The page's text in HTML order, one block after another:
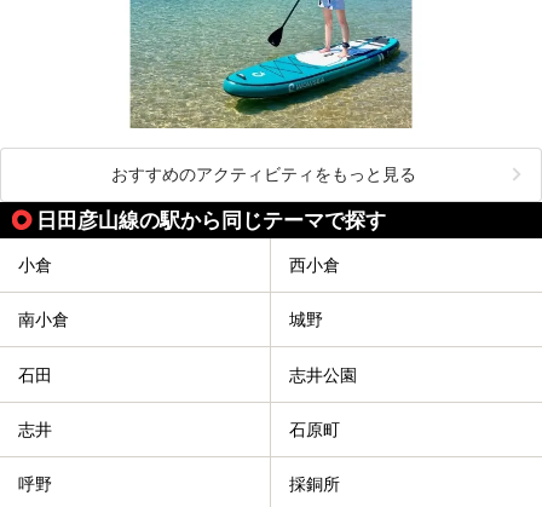
おすすめのアクティビティをもっと見る
日田彦山線の駅から同じテーマで探す
小倉 西小倉
南小倉 城野
石田 志井公園
志井 石原町
呼野 採銅所